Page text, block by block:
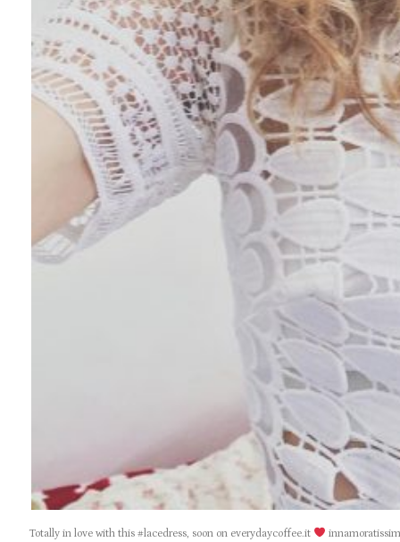
Totally in love with this #lacedress, soon on everydaycoffee.it